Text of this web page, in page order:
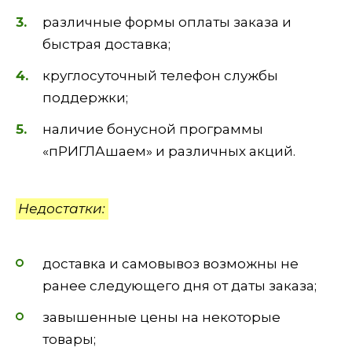
различные формы оплаты заказа и
быстрая доставка;
круглосуточный телефон службы
поддержки;
наличие бонусной программы
«пРИГЛАшаем» и различных акций.
Недостатки:
доставка и самовывоз возможны не
ранее следующего дня от даты заказа;
завышенные цены на некоторые
товары;